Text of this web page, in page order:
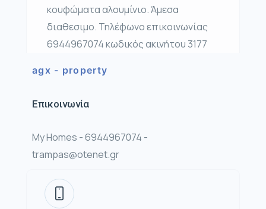
κουφώματα αλουμίνιο. Άμεσα
διαθεσιμο. Τηλέφωνο επικοινωνίας
6944967074 κωδικός ακινήτου 3177
agx - property
Επικοινωνία
My Homes - 6944967074 -
trampas@otenet.gr